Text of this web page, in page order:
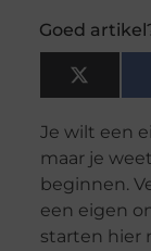
Goed
X
Je wilt een
maar je
beginnen.
een eigen
starten hier